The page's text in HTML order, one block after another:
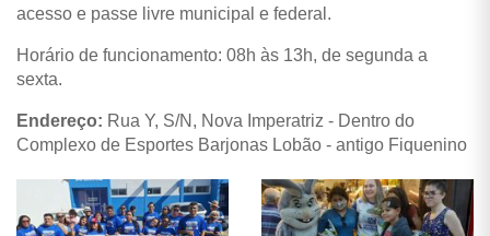
acesso e passe livre municipal e federal.
Horário de funcionamento: 08h às 13h, de segunda a
sexta.
Endereço: Rua Y, S/N, Nova Imperatriz - Dentro do
Complexo de Esportes Barjonas Lobão - antigo Fiquenino